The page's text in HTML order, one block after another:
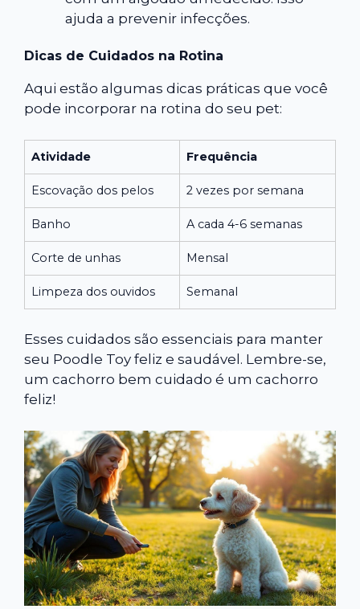
ajuda a prevenir infecções.
Dicas de Cuidados na Rotina
Aqui estão algumas dicas práticas que você
pode incorporar na rotina do seu pet:
Atividade Frequência
Escovação dos pelos 2 vezes por semana
Banho A cada 4-6 semanas
Corte de unhas Mensal
Limpeza dos ouvidos Semanal
Esses cuidados são essenciais para manter
seu Poodle Toy feliz e saudável. Lembre-se,
um cachorro bem cuidado é um cachorro
feliz!